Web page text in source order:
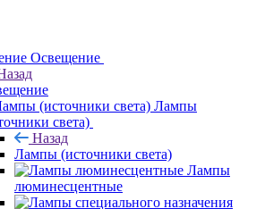
Освещение
Лампы
света)
Назад
Лампы (источники света)
Лампы
люминесцентные